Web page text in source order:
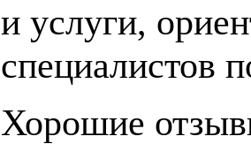
и услуги,
специалистов
Хорошие